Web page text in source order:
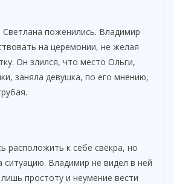
поженились. Владимир
на церемонии, не желая
Он злился, что место Ольги,
заняла девушка, по его мнению,
расположить к себе свёкра, но
ситуацию. Владимир не видел в ней
простоту и неумение вести